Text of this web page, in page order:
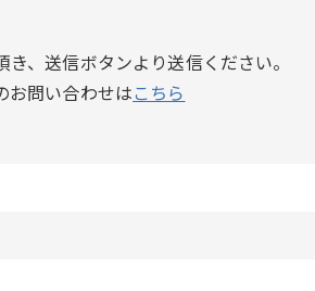
、送信ボタンより送信ください。
お問い合わせはこちら